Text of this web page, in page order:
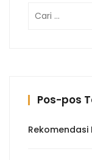
untuk:
Pos-pos
Rekomendasi